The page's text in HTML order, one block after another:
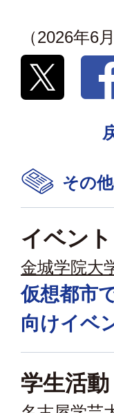
（2026年
その
イベント
金城学院大
仮想都市
向けイベ
学生活動